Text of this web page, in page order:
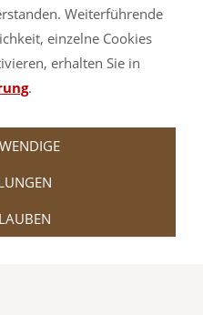
Weiterführende
einzelne Cookies
erhalten Sie in
.